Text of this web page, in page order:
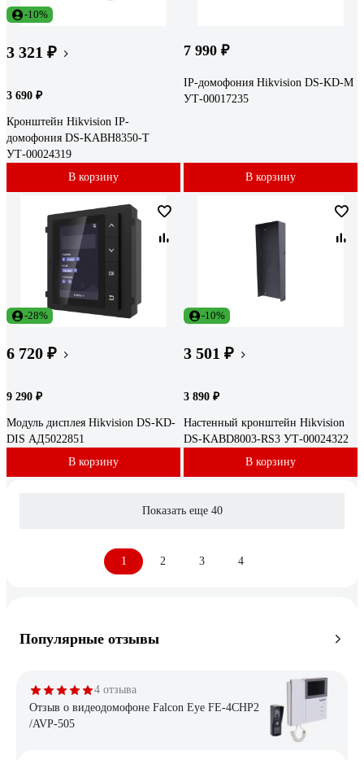
-10%
3 321 ₽
3 690 ₽
Кронштейн Hikvision IP-
домофония DS-KABH8350-T
УТ-00024319
В корзину
7 990 ₽
IP-домофония Hikvision DS-KD-M
УТ-00017235
В корзину
-28%
6 720 ₽
9 290 ₽
Модуль дисплея Hikvision DS-KD-
DIS АД5022851
В корзину
-10%
3 501 ₽
3 890 ₽
Настенный кронштейн Hikvision
DS-KABD8003-RS3 УТ-00024322
В корзину
Показать еще 40
1 2 3 4
Популярные отзывы
4 отзыва
Отзыв о видеодомофоне Falcon Eye FE-4CHP2
/AVP-505